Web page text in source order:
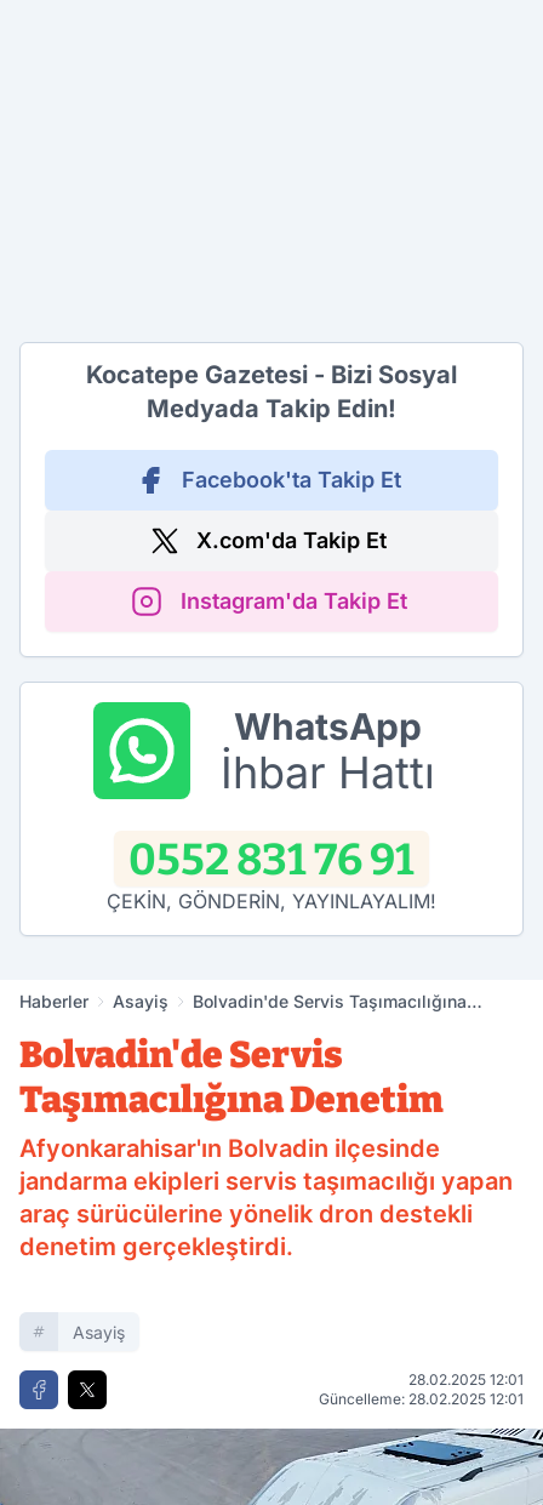
Kocatepe Gazetesi - Bizi Sosyal
Medyada Takip Edin!
Facebook'ta Takip Et
X.com'da Takip Et
Instagram'da Takip Et
WhatsApp
İhbar Hattı
0552 831 76 91
ÇEKİN, GÖNDERİN, YAYINLAYALIM!
Haberler Asayiş
Bolvadin'de Servis Taşımacılığına
Bolvadin'de Servis
Taşımacılığına Denetim
Afyonkarahisar'ın Bolvadin ilçesinde
jandarma ekipleri servis taşımacılığı yapan
araç sürücülerine yönelik dron destekli
denetim gerçekleştirdi.
Asayiş
28.02.2025 12:01
Güncelleme: 28.02.2025 12:01